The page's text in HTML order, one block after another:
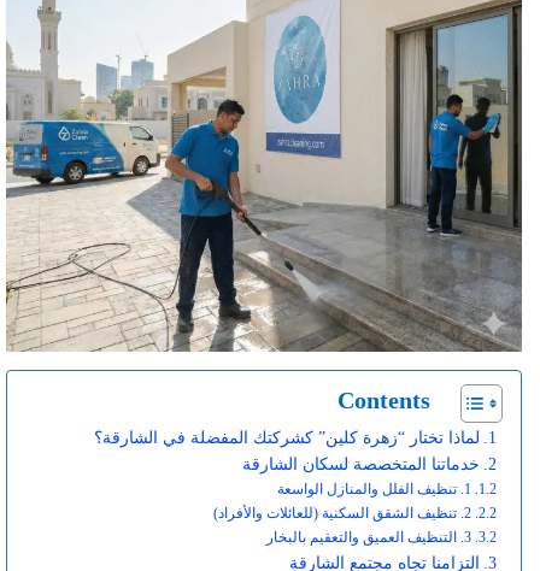
Contents
لماذا تختار “زهرة كلين” كشركتك المفضلة في الشارقة؟
خدماتنا المتخصصة لسكان الشارقة
1. تنظيف الفلل والمنازل الواسعة
2. تنظيف الشقق السكنية (للعائلات والأفراد)
3. التنظيف العميق والتعقيم بالبخار
التزامنا تجاه مجتمع الشارقة